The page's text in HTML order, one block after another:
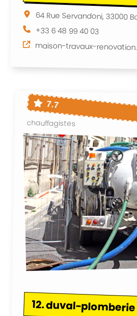
64 Rue Servandoni, 33000
+33 6 48 99 40 03
maison-travaux-
7.7
chauffagistes
12.duval-plomberie